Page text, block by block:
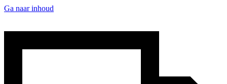
Ga naar inhoud